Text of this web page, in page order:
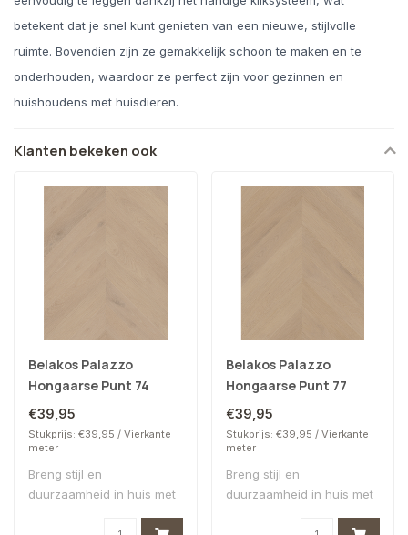
betekent dat je snel kunt genieten van een nieuwe, stijlvolle
ruimte. Bovendien zijn ze gemakkelijk schoon te maken en te
onderhouden, waardoor ze perfect zijn voor gezinnen en
huishoudens met huisdieren.
Klanten bekeken ook
Belakos Palazzo
Hongaarse Punt 74
€39,95
Stukprijs: €39,95 / Vierkante
meter
Breng stijl en
duurzaamheid in huis met
Belakos Palazzo
Hongaarse Punt 77
€39,95
Stukprijs: €39,95 / Vierkante
meter
Breng stijl en
duurzaamheid in huis met